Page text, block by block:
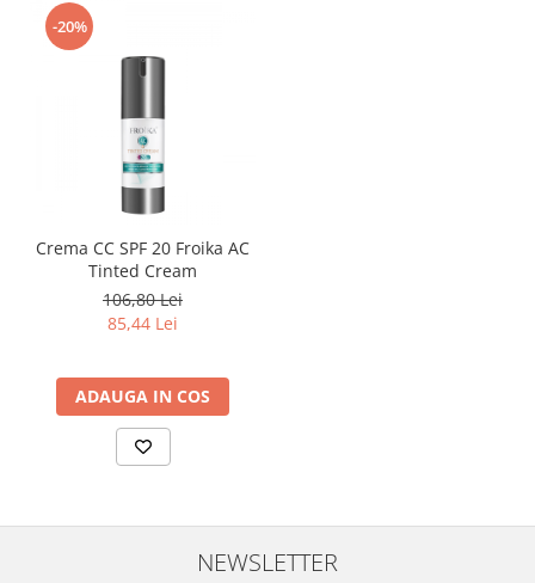
-20%
Crema CC SPF 20 Froika AC
Tinted Cream
106,80 Lei
85,44 Lei
ADAUGA IN COS
NEWSLETTER